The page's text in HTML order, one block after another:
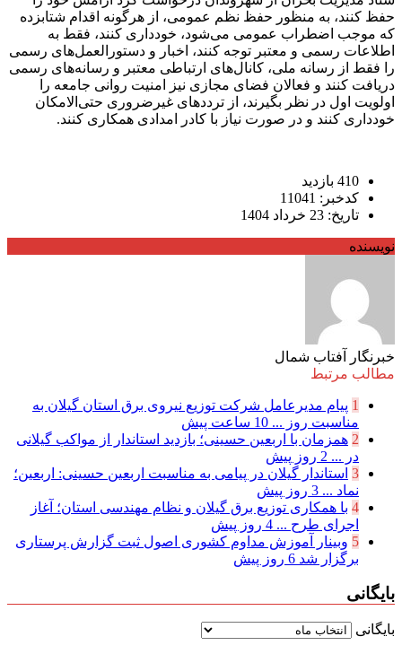
حفظ کنند، به منظور حفظ نظم عمومی، از هرگونه اقدام شتابزده
که موجب اضطراب عمومی می‌شود، خودداری کنند، فقط به
اطلاعات رسمی و معتبر توجه کنند، اخبار و دستورالعمل‌های رسمی
را فقط از رسانه ملی، کانال‌های ارتباطی معتبر و رسانه‌های رسمی
دریافت کنند و فعالان فضای مجازی نیز امنیت روانی جامعه را
اولویت اول در نظر بگیرند، از ترددهای غیرضروری حتی‌الامکان
خودداری کنند و در صورت نیاز با کادر امدادی همکاری کنند.
410 بازدید
کدخبر: 11041
تاریخ: 23 خرداد 1404
نویسنده
خبرنگار آفتاب شمال
مطالب مرتبط
1 پیام مدیرعامل شركت توزیع نیروی برق استان گیلان به
مناسبت روز ... 10 ساعت پیش
2 همزمان با اربعین حسینی؛ بازدید استاندار از مواکب گیلانی
در ... 2 روز پیش
3 استاندار گیلان در پیامی به مناسبت اربعین حسینی: اربعین؛
نماد ... 3 روز پیش
4 با همکاری توزیع برق گیلان و نظام مهندسی استان؛ آغاز
اجرای طرح ... 4 روز پیش
5 وبینار آموزش مداوم کشوری اصول ثبت گزارش پرستاری
برگزار شد 6 روز پیش
بایگانی
بایگانی